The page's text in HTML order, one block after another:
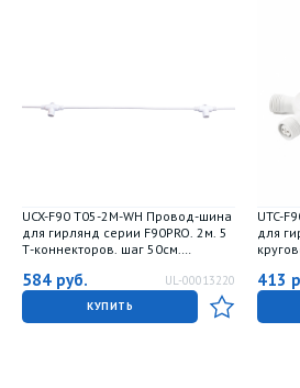
UCX-F90 T05-2M-WH Провод-шина
для гирлянд серии F90PRO. 2м. 5
Т-коннекторов. шаг 50см.
TM Uniel
584 руб. UL-00013220
КУПИТЬ
UTC-
для
413